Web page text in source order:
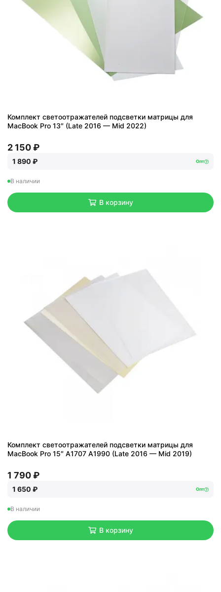
Комплект светоотражателей подсветки матрицы для
MacBook Pro 13″ (Late 2016 — Mid 2022)
2 150 ₽
1 890 ₽ Опт
В наличии
В корзину
Комплект светоотражателей подсветки матрицы для
MacBook Pro 15″ A1707 A1990 (Late 2016 — Mid 2019)
1 790 ₽
1 650 ₽ Опт
В наличии
В корзину